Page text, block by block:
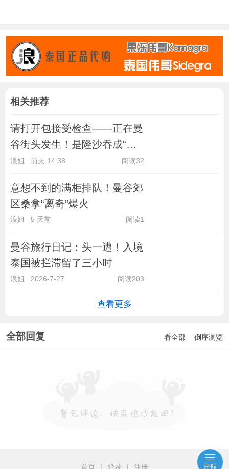
相关推荐
请打开包接受检查——正在曼
谷街头发生！是隆沙吞成“重
点区域”
浪姐 前天 14:38 阅读32
意想不到的满柜排队！曼谷郊
区桑拿“离奇”爆火
浪姐 5 天前 阅读1
曼谷旅行日记：头一遭！入境
泰国被拦滞留了三小时
浪姐 2026-7-27 阅读203
查看更多
全部回复 看全部 倒序浏览
首页 | 登录 | 注册 导航